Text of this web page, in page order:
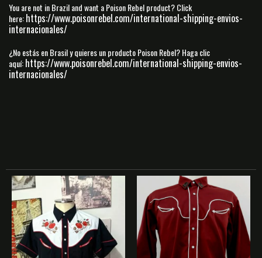
You are not in Brazil and want a Poison Rebel product? Click
here:https://www.poisonrebel.com/international-shipping-envios-
internacionales/
¿No estás en Brasil y quieres un producto Poison Rebel? Haga clic
aquí:https://www.poisonrebel.com/international-shipping-envios-
internacionales/